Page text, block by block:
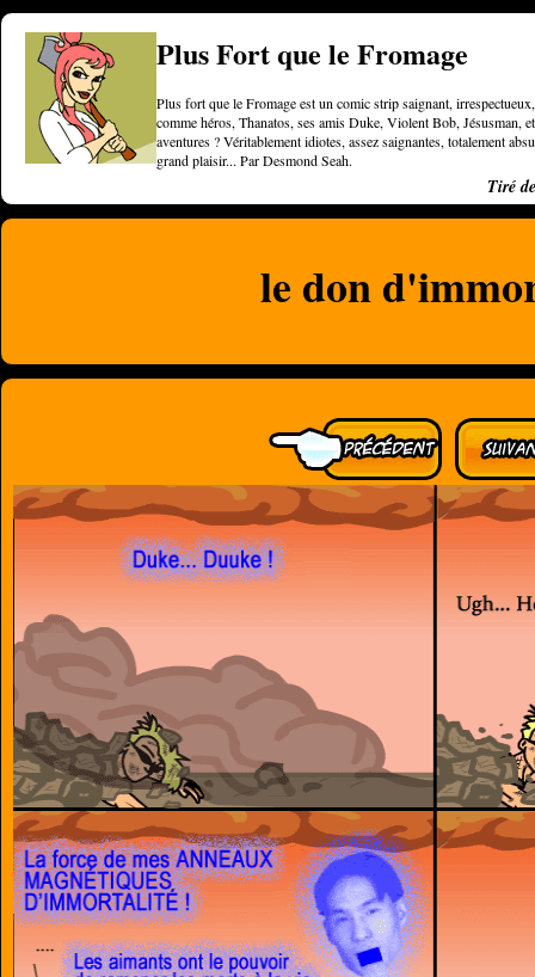
Plus Fort que le Fromage
Plus fort que le Fromage est un comic strip saignant,
comme héros, Thanatos, ses amis Duke, Violent Bob, Jésusman,
aventures ? Véritablement idiotes, assez saignantes, totalement
grand plaisir... Par Desmond Seah.
Tiré
le don